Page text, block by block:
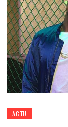
ACTU